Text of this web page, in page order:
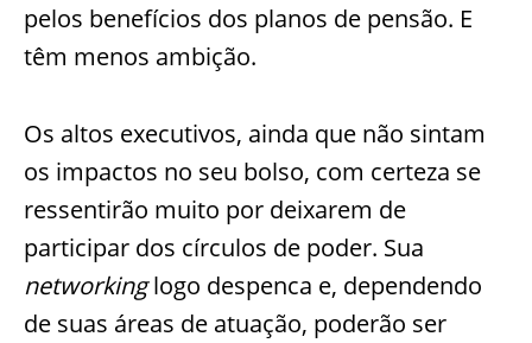
pelos benefícios dos planos de pensão. E
têm menos ambição.
Os altos executivos, ainda que não sintam
os impactos no seu bolso, com certeza se
ressentirão muito por deixarem de
participar dos círculos de poder. Sua
networkinglogo despenca e, dependendo
de suas áreas de atuação, poderão ser